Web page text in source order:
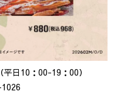
日10：00-19：00）